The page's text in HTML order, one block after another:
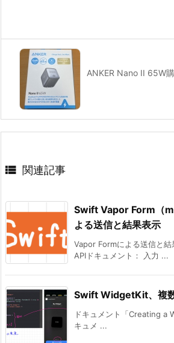
ANKER Nano II 65W
 関連記事
Swift Vapor Form（
よる送信と結果表示
Vapor Formによる送信と結
APIドキュメント： 入力 ...
Swift WidgetKit、複
ドキュメント「Creating a
キュメ ...